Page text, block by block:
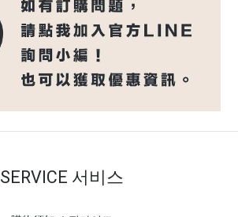
SERVICE 서비스